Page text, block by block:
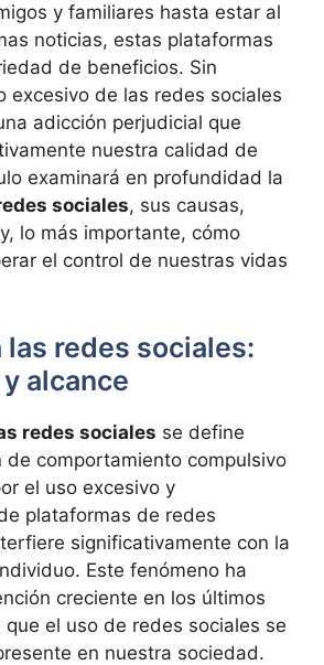
y familiares hasta estar al
noticias, estas plataformas
de beneficios. Sin
excesivo de las redes sociales
adicción perjudicial que
nuestra calidad de
examinará en profundidad la
sociales, sus causas,
lo más importante, cómo
el control de nuestras vidas
las redes sociales:
alcance
redes sociales se define
de comportamiento compulsivo
el uso excesivo y
plataformas de redes
significativamente con la
Este fenómeno ha
creciente en los últimos
el uso de redes sociales se
en nuestra sociedad.